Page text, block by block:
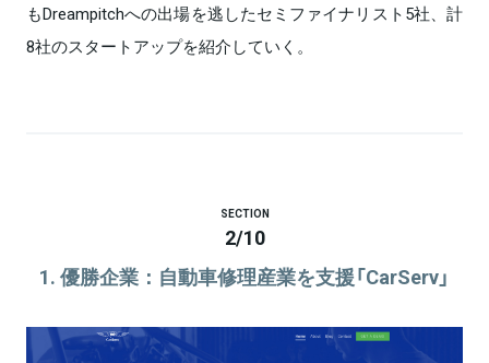
もDreampitchへの出場を逃したセミファイナリスト5社、計
8社のスタートアップを紹介していく。
SECTION
2/10
1. 優勝企業：自動車修理産業を支援「CarServ」